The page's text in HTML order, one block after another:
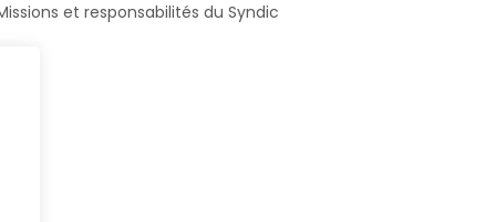
et responsabilités du Syndic